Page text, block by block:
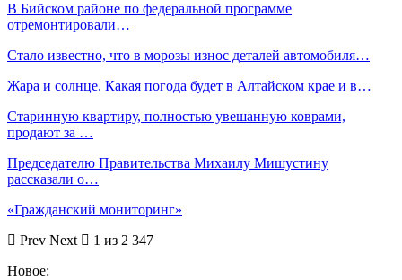
В Бийском районе по федеральной программе
отремонтировали…
Стало известно, что в морозы износ деталей автомобиля…
Жара и солнце. Какая погода будет в Алтайском крае и в…
Старинную квартиру, полностью увешанную коврами,
продают за …
Председателю Правительства Михаилу Мишустину
рассказали о…
«Гражданский мониторинг»
Prev Next
1 из 2 347
Новое: